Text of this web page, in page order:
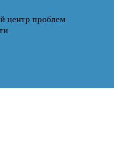
центр проблем